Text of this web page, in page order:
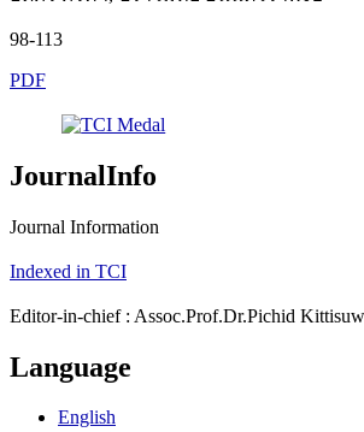
98-113
PDF
JournalInfo
Journal Information
Indexed in TCI
Editor-in-chief : Assoc.Prof.Dr.Pichid
Language
English